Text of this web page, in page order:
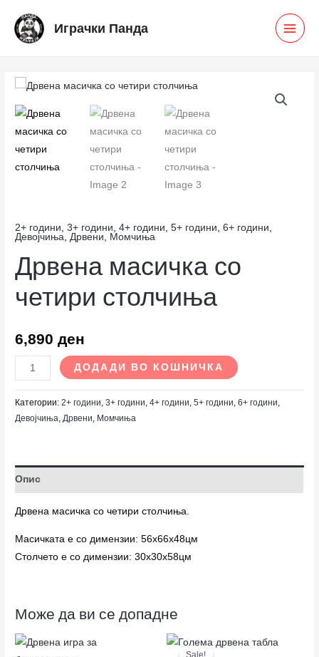
content
Играчки Панда
2+ години ,3+ години ,4+ години ,5+ години ,6+ години
Девојчиња
Дрвени Момчиња
Дрвена масичка со
четири столчиња
6,890 ден
Дрвена
масичка
столчиња
ДОДАДИ ВО КОШНИЧКА
Категории:2+ години,3+ години,4+ години,5+ години,6+ години,
Девојчиња,Дрвени, Момчиња
Опис
Дрвена масичка со четири столчиња.
Масичката е со димензии: 56х66х48цм
Столчето е со димензии: 30х30х58цм
Може да ви се допадне
Sale!
Sale!
Original
price
Current